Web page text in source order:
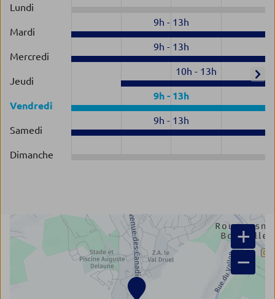
Lundi
Mardi
9h - 13h
Mercredi
9h - 13h
Jeudi
10h - 13h
Vendredi
9h- 13h
Samedi
9h - 13h
Dimanche
+
−